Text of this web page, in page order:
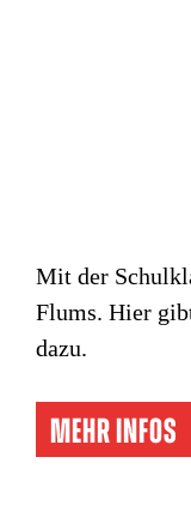
Mit der
Flums. Hier
dazu.
MEHR INFOS